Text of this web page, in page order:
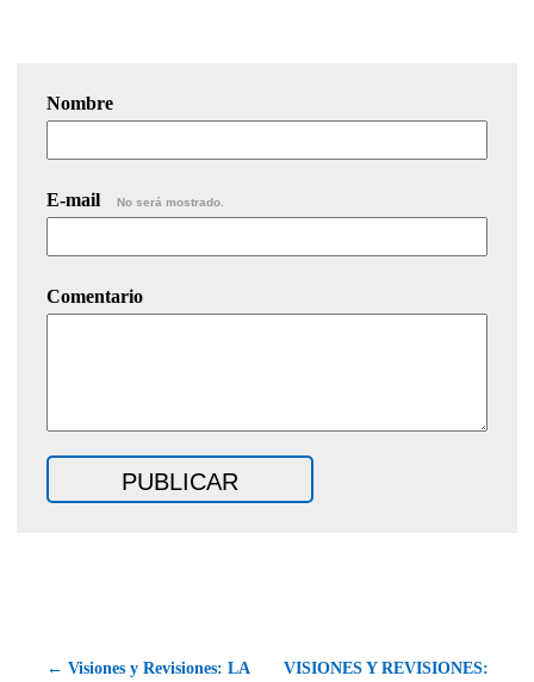
Nombre
E-mail No será mostrado.
Comentario
← Visiones y Revisiones: LA VISIONES Y REVISIONES: